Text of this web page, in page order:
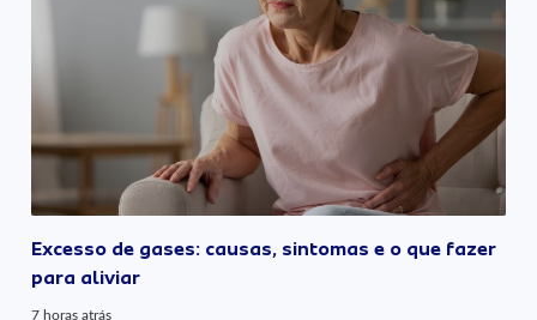
Excesso de gases: causas, sintomas e o que fazer
para aliviar
7 horas atrás